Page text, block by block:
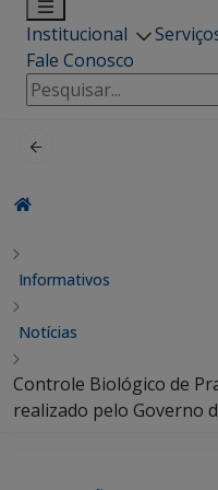
Institucional
Fale Conosco
Pesquisar
por:
Informativos
Notícias
Controle Biológico de
realizado pelo Governo